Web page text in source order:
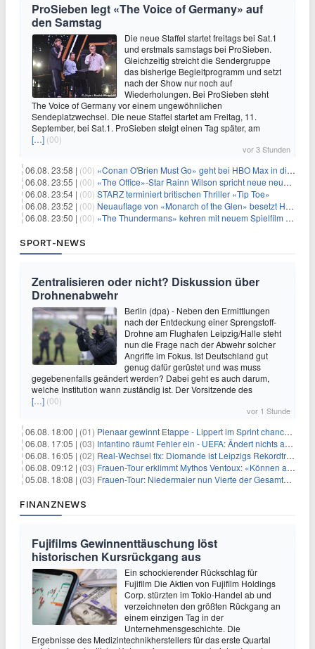
ProSieben legt «The Voice of Germany» auf
den Samstag
Die neue Staffel startet freitags bei Sat.1
und erstmals samstags bei ProSieben.
Gleichzeitig streicht die Sendergruppe
das bisherige Begleitprogramm und setzt
nach der Show nur noch auf
Wiederholungen. Bei ProSieben steht
The Voice of Germany vor einem ungewöhnlichen
Sendeplatzwechsel. Die neue Staffel startet am Freitag, 11.
September, bei Sat.1. ProSieben steigt einen Tag später, am
[…] (00)
vor 3 Stunden
06.08. 23:58 | (00) «Conan O'Brien Must Go» geht bei HBO Max in die dritte Runde
06.08. 23:55 | (00) «The Office»-Star Rainn Wilson spricht neue neuseeländische Serie «Settling»
06.08. 23:54 | (00) STARZ terminiert britischen Thriller «Tip Toe»
06.08. 23:52 | (00) Neuauflage von «Monarch of the Glen» besetzt Hauptrollen
06.08. 23:50 | (00) «The Thundermans» kehren mit neuem Spielfilm zurück
SPORT-NEWS
Zentralisieren oder nicht? Diskussion über
Drohnenabwehr
Berlin (dpa) - Neben den Ermittlungen
nach der Entdeckung einer Sprengstoff-
Drohne am Flughafen Leipzig/Halle steht
nun die Frage nach der Abwehr solcher
Angriffe im Fokus. Ist Deutschland gut
genug dafür gerüstet und was muss
gegebenenfalls geändert werden? Dabei geht es auch darum,
welche Institution wann zuständig ist. Der Vorsitzende des
[…] (00)
vor 1 Stunde
06.08. 18:00 | (01) Pienaar gewinnt Etappe - Lippert im Sprint chancenlos
06.08. 17:05 | (03) Infantino räumt Fehler ein - UEFA: Ändert nichts an Boykott
06.08. 16:05 | (02) Real-Wechsel fix: Diomande ist Leipzigs Rekordtransfer
06.08. 09:12 | (03) Frauen-Tour erklimmt Mythos Ventoux: «Können alles schaffen»
05.08. 18:08 | (03) Frauen-Tour: Niedermaier nun Vierte der Gesamtwertung
FINANZNEWS
Fujifilms Gewinnenttäuschung löst
historischen Kursrückgang aus
Ein schockierender Rückschlag für
Fujifilm Die Aktien von Fujifilm Holdings
Corp. stürzten im Tokio-Handel ab und
verzeichneten den größten Rückgang an
einem einzigen Tag in der
Unternehmensgeschichte. Die
Ergebnisse des Medizintechnikherstellers für das erste Quartal